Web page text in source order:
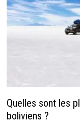
Quelles sont les
boliviens ?